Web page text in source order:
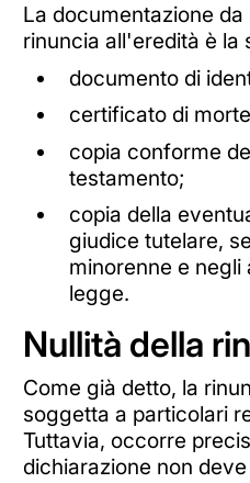
La documentazione
rinuncia all'eredità è la
documento di
certificato di
copia conforme
testamento;
copia della
giudice tutelare,
minorenne e negli
legge.
Nullità della
Come già detto, la
soggetta a particolari
Tuttavia, occorre
dichiarazione non